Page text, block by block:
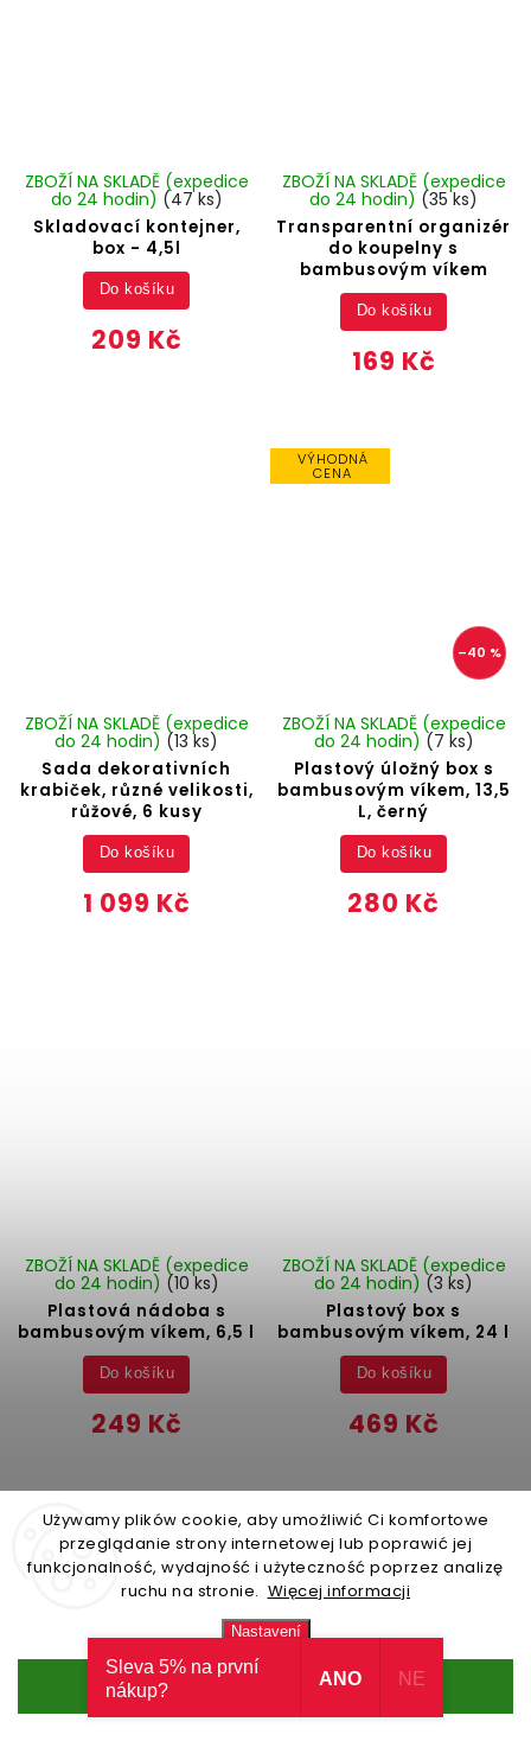
Używamy plików cookie, aby umożliwić Ci komfortowe
przeglądanie strony internetowej lub poprawić jej
funkcjonalność, wydajność i użyteczność poprzez analizę
ruchu na stronie. Więcej informacji
Nastavení
Skladovací kontejner,
box - 4,5l
ZBOŽÍ NA SKLADĚ (expedice
do 24 hodin) (47 ks)
209 Kč
Do košíku
Transparentní organizér
do koupelny s
bambusovým víkem
ZBOŽÍ NA SKLADĚ (expedice
do 24 hodin) (35 ks)
169 Kč
Do košíku
Sada dekorativních
krabiček, různé velikosti,
růžové, 6 kusy
ZBOŽÍ NA SKLADĚ (expedice
do 24 hodin) (13 ks)
1 099 Kč
Do košíku
VÝHODNÁ
CENA
–40 %
Plastový úložný box s
bambusovým víkem, 13,5
L, černý
ZBOŽÍ NA SKLADĚ (expedice
do 24 hodin) (7 ks)
280 Kč
Do košíku
Plastová nádoba s
bambusovým víkem, 6,5 l
ZBOŽÍ NA SKLADĚ (expedice
do 24 hodin) (10 ks)
249 Kč
Do košíku
Plastový box s
bambusovým víkem, 24 l
ZBOŽÍ NA SKLADĚ (expedice
do 24 hodin) (3 ks)
469 Kč
Do košíku
Načíst 30 dalších
2
Praktické a estetické krabice a boxy
Sleva 5% na první
nákup?
ANO NE